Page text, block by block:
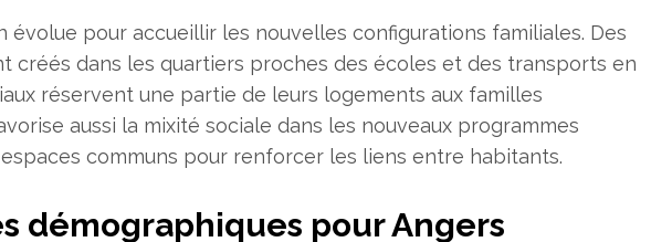
évolue pour accueillir les nouvelles configurations familiales. Des
créés dans les quartiers proches des écoles et des transports en
réservent une partie de leurs logements aux familles
aussi la mixité sociale dans les nouveaux programmes
communs pour renforcer les liens entre habitants.
démographiques pour Angers